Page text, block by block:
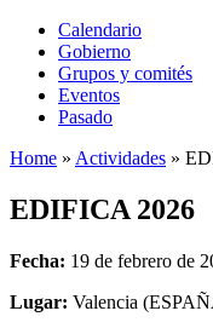
Calendario
Gobierno
Grupos y comités
Eventos
Pasado
Home » Actividades »
EDIFICA 2026
Fecha: 19 de febrero de
Lugar: Valencia